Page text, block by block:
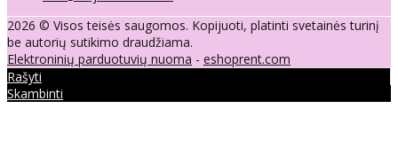
2026 © Visos teisės saugomos. Kopijuoti, platinti svetainės turinį
be autorių sutikimo draudžiama.
Elektroninių parduotuvių nuoma - eshoprent.com
Rašyti
Skambinti